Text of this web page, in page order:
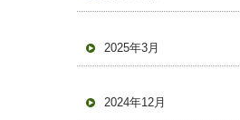
2025年3月
2024年12月